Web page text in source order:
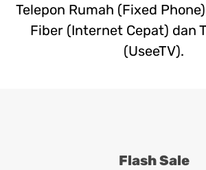
Telepon Rumah (Fixed
Fiber (Internet Cepat) dan
(UseeTV).
Flash Sale